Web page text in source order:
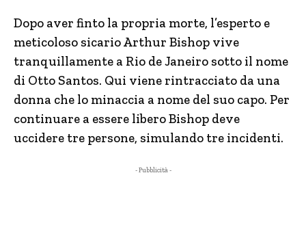
Dopo aver finto la propria morte, l’esperto e
meticoloso sicario Arthur Bishop vive
tranquillamente a Rio de Janeiro sotto il nome
di Otto Santos. Qui viene rintracciato da una
donna che lo minaccia a nome del suo capo. Per
continuare a essere libero Bishop deve
uccidere tre persone, simulando tre incidenti.
- Pubblicità -